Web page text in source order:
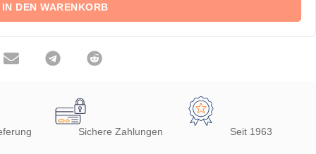
IN DEN WARENKORB
Sichere Zahlungen Seit 1963